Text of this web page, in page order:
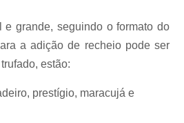
de Casamento Baratas
Lembrancinhas de
de Casamento para
e grande, seguindo o formato do
a adição de recheio pode ser
estão:
prestígio, maracujá e